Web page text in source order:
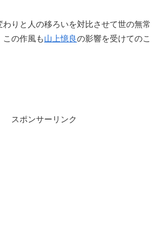
りと人の移ろいを対比させて世の無常
この作風も山上憶良の影響を受けてのこ
スポンサーリンク